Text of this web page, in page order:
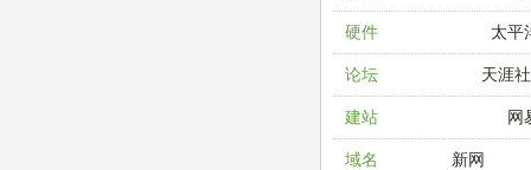
硬件 太平
论坛 天涯
建站 网
域名 新网